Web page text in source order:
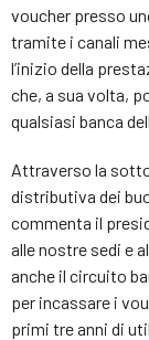
voucher presso
tramite i canali
l’inizio della
che, a sua volta,
qualsiasi banca
Attraverso la
distributiva dei
commenta il
alle nostre sedi e
anche il circuito
per incassare i
primi tre anni di